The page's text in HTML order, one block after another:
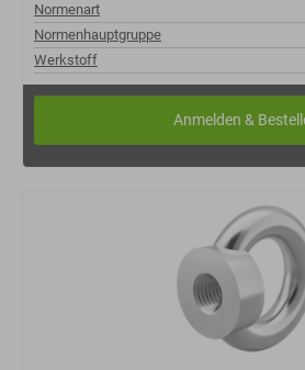
Normenart
Normenhauptgruppe
Werkstoff